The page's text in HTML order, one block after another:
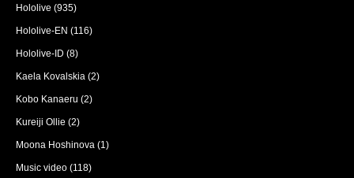
Hololive (935)
Hololive-EN (116)
Hololive-ID (8)
Kaela Kovalskia (2)
Kobo Kanaeru (2)
Kureiji Ollie (2)
Moona Hoshinova (1)
Music video (118)